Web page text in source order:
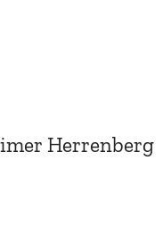
Herrenberg